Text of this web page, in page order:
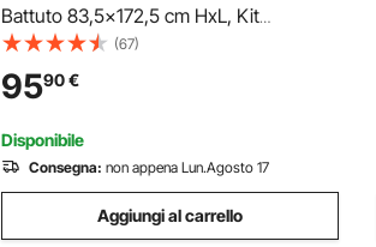
Battuto 83,5x172,5 cm HxL, Kit
Corrimano per Ringhiere per Scale
Angolo Regolabile 0-50° con Sbarre
Adatto per 1 a 4 Gradini per Esterno
Come Balconi e Portici
(67)
9590€
Disponibile
Consegna: non appena Lun.Agosto 17
Aggiungi al carrello